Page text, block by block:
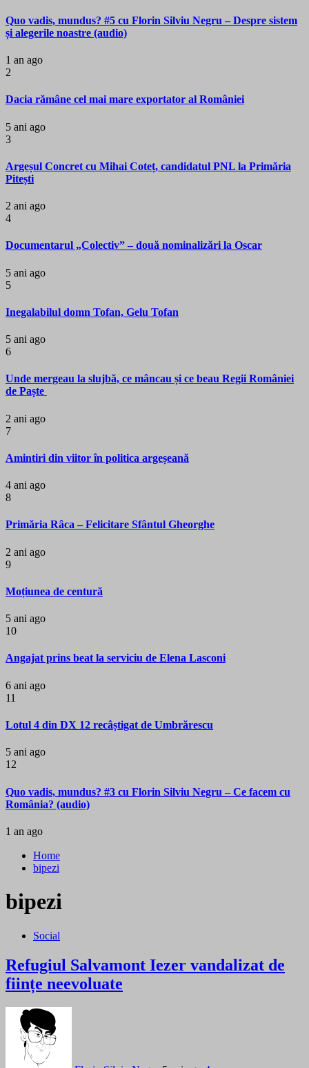
Quo vadis, mundus? #5 cu Florin Silviu Negru – Despre sistem
și alegerile noastre (audio)
1 an ago
2
Dacia rămâne cel mai mare exportator al României
5 ani ago
3
Argeșul Concret cu Mihai Coteț, candidatul PNL la Primăria
Pitești
2 ani ago
4
Documentarul „Colectiv” – două nominalizări la Oscar
5 ani ago
5
Inegalabilul domn Tofan, Gelu Tofan
5 ani ago
6
Unde mergeau la slujbă, ce mâncau și ce beau Regii României
de Paște
2 ani ago
7
Amintiri din viitor în politica argeșeană
4 ani ago
8
Primăria Râca – Felicitare Sfântul Gheorghe
2 ani ago
9
Moțiunea de centură
5 ani ago
10
Angajat prins beat la serviciu de Elena Lasconi
6 ani ago
11
Lotul 4 din DX 12 recâștigat de Umbrărescu
5 ani ago
12
Quo vadis, mundus? #3 cu Florin Silviu Negru – Ce facem cu
România? (audio)
1 an ago
Home
bipezi
bipezi
Social
Refugiul Salvamont Iezer vandalizat de
ființe neevoluate